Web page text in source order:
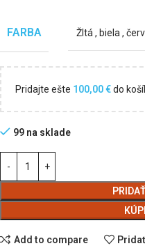
FARBA Žltá, biela,
Pridajte ešte 100,00€do
99 na sklade
Add to compare